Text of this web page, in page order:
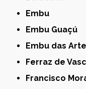
Embu
Embu Guaçú
Embu das
Ferraz de
Francisco